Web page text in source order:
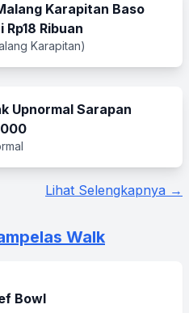
Karapitan Baso
Ribuan
Karapitan)
Upnormal Sarapan
Lihat Selengkapnya →
Walk
Bowl